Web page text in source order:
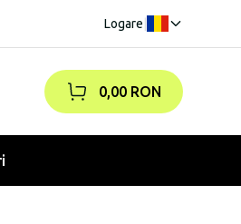
Logare
0,00 RON